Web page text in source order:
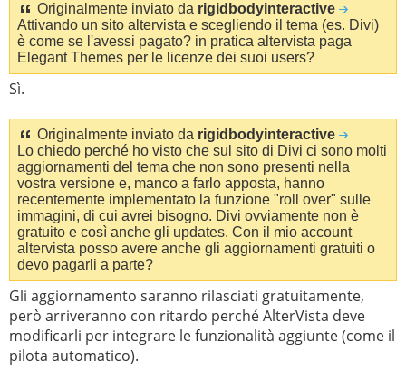
Originalmente inviato da rigidbodyinteractive
Attivando un sito altervista e scegliendo il tema (es. Divi)
è come se l'avessi pagato? in pratica altervista paga
Elegant Themes per le licenze dei suoi users?
Sì.
Originalmente inviato da rigidbodyinteractive
Lo chiedo perché ho visto che sul sito di Divi ci sono molti
aggiornamenti del tema che non sono presenti nella
vostra versione e, manco a farlo apposta, hanno
recentemente implementato la funzione "roll over" sulle
immagini, di cui avrei bisogno. Divi ovviamente non è
gratuito e così anche gli updates. Con il mio account
altervista posso avere anche gli aggiornamenti gratuiti o
devo pagarli a parte?
Gli aggiornamento saranno rilasciati gratuitamente,
però arriveranno con ritardo perché AlterVista deve
modificarli per integrare le funzionalità aggiunte (come il
pilota automatico).